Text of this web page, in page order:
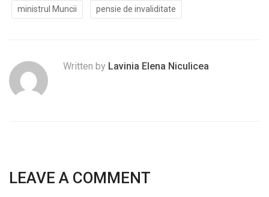
ministrul Muncii
pensie de invaliditate
Written by Lavinia Elena Niculicea
LEAVE A COMMENT